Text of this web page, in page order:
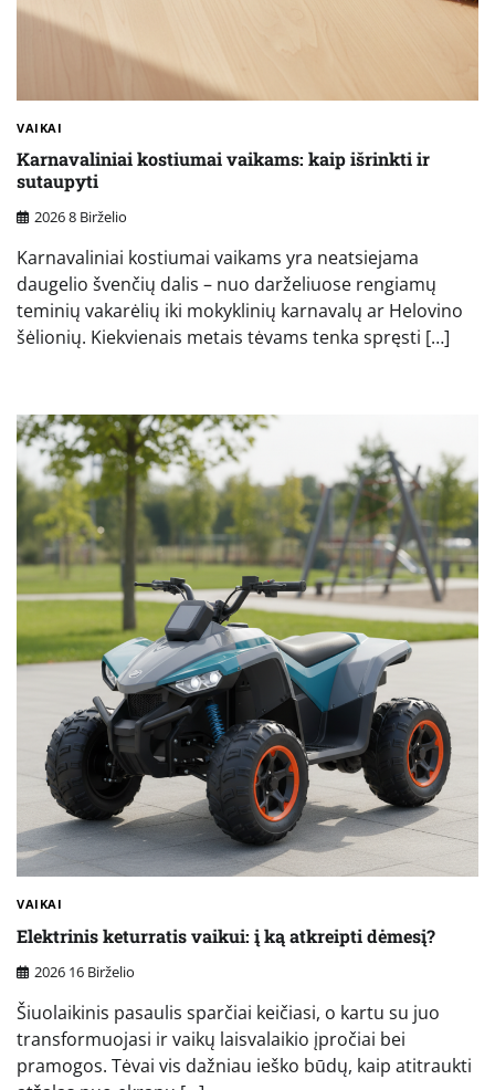
VAIKAI
Karnavaliniai kostiumai vaikams: kaip išrinkti ir
sutaupyti
2026 8 Birželio
Karnavaliniai kostiumai vaikams yra neatsiejama
daugelio švenčių dalis – nuo darželiuose rengiamų
teminių vakarėlių iki mokyklinių karnavalų ar Helovino
šėlionių. Kiekvienais metais tėvams tenka spręsti […]
VAIKAI
Elektrinis keturratis vaikui: į ką atkreipti dėmesį?
2026 16 Birželio
Šiuolaikinis pasaulis sparčiai keičiasi, o kartu su juo
transformuojasi ir vaikų laisvalaikio įpročiai bei
pramogos. Tėvai vis dažniau ieško būdų, kaip atitraukti